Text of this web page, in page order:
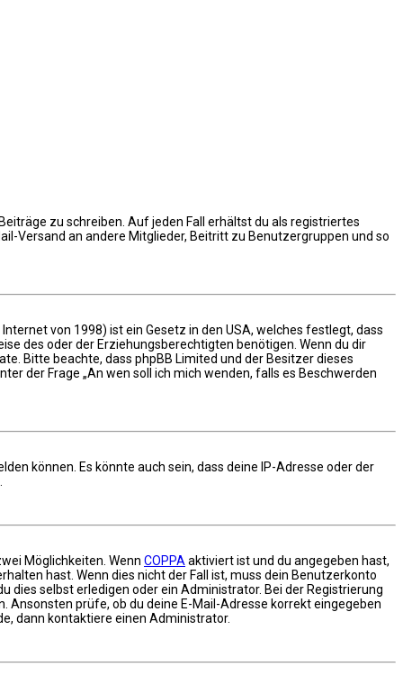
zu schreiben. Auf jeden Fall erhältst du als registriertes
Versand an andere Mitglieder, Beitritt zu Benutzergruppen und so
von 1998) ist ein Gesetz in den USA, welches festlegt, dass
des oder der Erziehungsberechtigten benötigen. Wenn du dir
Bitte beachte, dass phpBB Limited und der Besitzer dieses
der Frage „An wen soll ich mich wenden, falls es Beschwerden
können. Es könnte auch sein, dass deine IP-Adresse oder der
Möglichkeiten. Wenn COPPAaktiviert ist und du angegeben hast,
hast. Wenn dies nicht der Fall ist, muss dein Benutzerkonto
selbst erledigen oder ein Administrator. Bei der Registrierung
prüfe, ob du deine E-Mail-Adresse korrekt eingegeben
dann kontaktiere einen Administrator.